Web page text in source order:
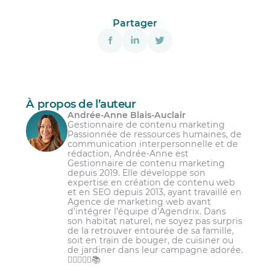
Partager
À propos de l’auteur
Andrée-Anne Blais-Auclair
Gestionnaire de contenu marketing
Passionnée de ressources humaines, de
communication interpersonnelle et de
rédaction, Andrée-Anne est
Gestionnaire de contenu marketing
depuis 2019. Elle développe son
expertise en création de contenu web
et en SEO depuis 2013, ayant travaillé en
Agence de marketing web avant
d’intégrer l’équipe d’Agendrix. Dans
son habitat naturel, ne soyez pas surpris
de la retrouver entourée de sa famille,
soit en train de bouger, de cuisiner ou
de jardiner dans leur campagne adorée.
🏋️‍♀️👩‍🌾🌾📚